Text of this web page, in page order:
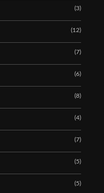
(3)
(12)
(7)
(6)
(8)
(4)
(7)
(5)
(5)